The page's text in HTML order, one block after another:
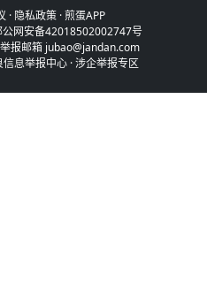
· 隐私政策·煎蛋APP
公网安备42018502002747号
报邮箱 jubao@jandan.com
信息举报中心 ·涉企举报专区